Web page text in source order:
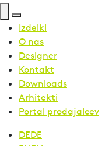
Izdelki
O nas
Designer
Kontakt
Downloads
Arhitekti
Portal prodajalcev
DEDE